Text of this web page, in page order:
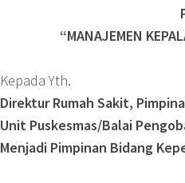
“MANAJEMEN
Kepada Yth.
Direktur Rumah Sakit,
Unit Puskesmas/Balai
Menjadi Pimpinan Bidang